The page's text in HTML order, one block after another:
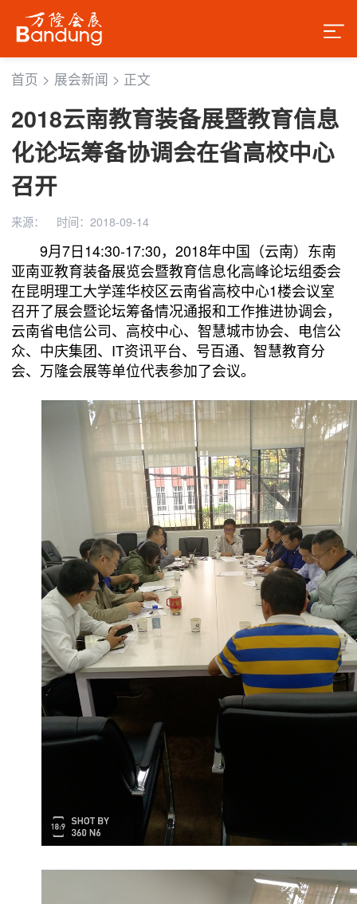
首页 > 展会新闻 > 正文
2018云南教育装备展暨教育信息
化论坛筹备协调会在省高校中心
召开
来源： 时间：2018-09-14
9月7日14:30-17:30，2018年中国（云南）东南
亚南亚教育装备展览会暨教育信息化高峰论坛组委会
在昆明理工大学莲华校区云南省高校中心1楼会议室
召开了展会暨论坛筹备情况通报和工作推进协调会，
云南省电信公司、高校中心、智慧城市协会、电信公
众、中庆集团、IT资讯平台、号百通、智慧教育分
会、万隆会展等单位代表参加了会议。